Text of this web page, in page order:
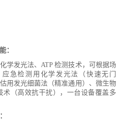
：
学发光法、ATP 检测技术，可根据场
急检测用化学发光法（快速无门
用发光细菌法（精准通用）、微生物
术（高效抗干扰），一台设备覆盖多